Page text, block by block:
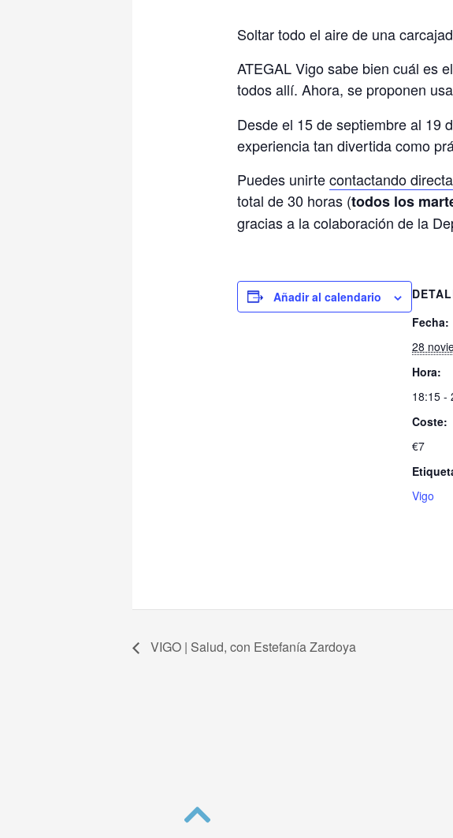
Soltar todo el aire de una
ATEGAL Vigo sabe bien cuál es
todos allí. Ahora, se proponen
Desde el 15 de septiembre al 19
experiencia tan divertida como
Puedes unirtecontactando
total de 30 horas (todos los
gracias a la colaboración de la
Añadir al calendario
Fecha:
28
Hora:
18:15 -
Coste:
€7
Vigo
VIGO | Salud, con Estefanía Zardoya